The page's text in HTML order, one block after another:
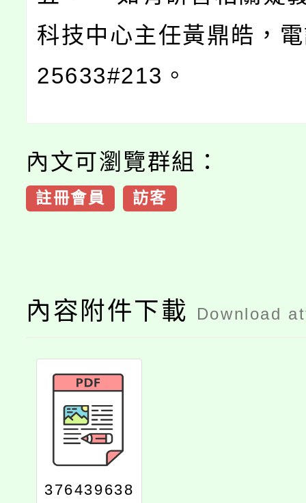
科技中心主任黃鼎皓，
25633#213。
內文可瀏覽群組：
註冊會員 訪客
內容附件下載 Download
376439638